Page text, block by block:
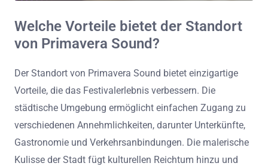
Welche Vorteile bietet der Standort
von Primavera Sound?
Der Standort von Primavera Sound bietet einzigartige
Vorteile, die das Festivalerlebnis verbessern. Die
städtische Umgebung ermöglicht einfachen Zugang zu
verschiedenen Annehmlichkeiten, darunter Unterkünfte,
Gastronomie und Verkehrsanbindungen. Die malerische
Kulisse der Stadt fügt kulturellen Reichtum hinzu und